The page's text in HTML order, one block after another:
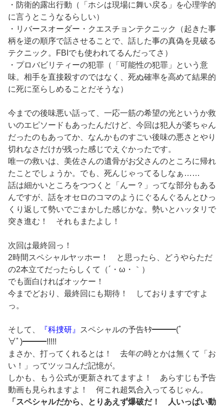
・防衛的露出行動（「ホシは現場に舞い戻る」を心理学的
に言うとこうなるらしい）
・リバースオーダー・クエスチョンテクニック（起きた事
柄を逆の順序で話させることで、話した事の真偽を見破る
テクニック。FBIでも使われてるんだってさ）
・プロバビリティーの犯罪（「可能性の犯罪」という意
味。相手を直接殺すのではなく、死ぬ確率を高めて結果的
に死に至らしめることだそうな）
今までの後味悪い話って、一応一筋の希望の光というか救
いのエピソードもあったんだけど、今回は犯人が婆ちゃん
だったのもあってか、なんかものすごい後味の悪さとやり
切れなさだけが残った感じでえぐかったです。
唯一の救いは、美佐さんの遺骨がお父さんのところに帰れ
たことでしょうか。でも、死んじゃってるしなぁ……
話は細かいところをつつくと「んー？」ってな部分もある
んですが、話をオセロのコマのようにぐるんぐるんとひっ
くり返して勢いでごまかした感じかな。勢いとハッタリで
突き進む！ それもまたよし！
次回は最終回っ！
2時間スペシャルヤッホー！ と思ったら、どうやらただ
の2本立てだったらしくて（´・ω・｀）
でも面白ければオッケー！
今までどおり、最終回にも期待！ しておりますですよ
っ。
そして、 『科捜研』
スペシャルの予告ｷﾀ━━━(ﾟ
∀ﾟ)━━━!!!!!
まさか、打ってくれるとは！ 去年の時とかは無くて「お
い！」ってツッコんだ記憶が。
しかも、もう公式が更新されてますよ！ あらすじも予告
動画も見られますよ！ 何これ超気合入ってるじゃん。
「スペシャルだから、とりあえず爆破だ！ 人いっぱい動